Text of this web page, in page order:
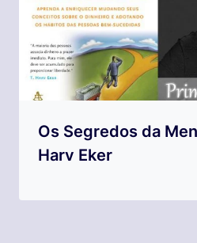
Os Segredos da
Harv Eker